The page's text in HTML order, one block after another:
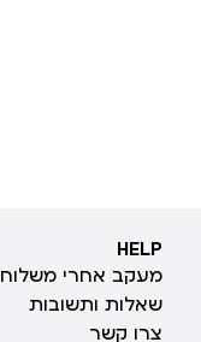
HELP
HELP
מעקב אחרי משלוח
שאלות ותשובות
צרו קשר